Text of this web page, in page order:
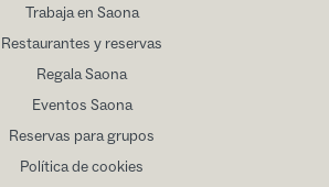
Trabaja en Saona
Restaurantes y reservas
Regala Saona
Eventos Saona
Reservas para grupos
Política de cookies